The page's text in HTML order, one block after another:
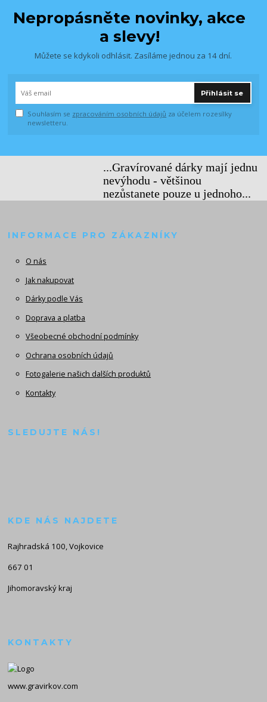
Nepropásněte novinky, akce
a slevy!
Můžete se kdykoli odhlásit. Zasíláme jednou za 14 dní.
Přihlásit se
Souhlasím se zpracováním osobních údajů za účelem rozesílky
newsletteru.
...Gravírované dárky mají jednu
nevýhodu - většinou
nezůstanete pouze u jednoho...
INFORMACE PRO ZÁKAZNÍKY
O nás
Jak nakupovat
Dárky podle Vás
Doprava a platba
Všeobecné obchodní podmínky
Ochrana osobních údajů
Fotogalerie našich dalších produktů
Kontakty
SLEDUJTE NÁS!
KDE NÁS NAJDETE
Rajhradská 100, Vojkovice
667 01
Jihomoravský kraj
KONTAKTY
www.gravirkov.com